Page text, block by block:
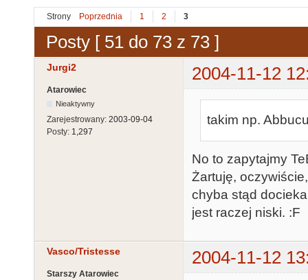
Strony Poprzednia 1 2 3
Posty [ 51 do 73 z 73 ]
Jurgi2 2004-11-12
Atarowiec
Nieaktywny
Zarejestrowany: 2003-09-04
Posty: 1,297
takim np.
No to zapytajmy
Żartuję,
chyba stąd
jest raczej niski. :F
Vasco/Tristesse 2004-11-12
Starszy Atarowiec